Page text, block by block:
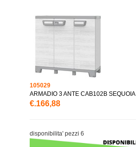
105029
ARMADIO 3 ANTE CAB102B SEQUOIA
€.166,88
disponibilita' pezzi 6